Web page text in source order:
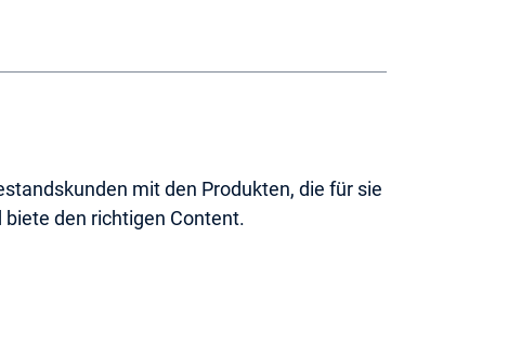
mit den Produkten, die für sie
biete den richtigen Content.